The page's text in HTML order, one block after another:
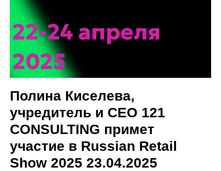
Полина Киселева,
учредитель и СЕО 121
CONSULTING примет
участие в Russian Retail
Show 2025 23.04.2025